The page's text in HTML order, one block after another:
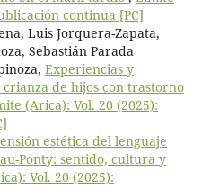
continua [PC]
Luis Jorquera-Zapata,
Sebastián Parada
Experiencias y
crianza de hijos con trastorno
(Arica): Vol. 20 (2025):
estética del lenguaje
Ponty: sentido, cultura y
Vol. 20 (2025):